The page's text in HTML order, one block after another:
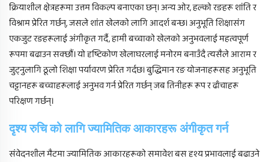
क्रियाशील क्षेत्रहरूमा उत्तम विकल्प बनाएका छन्। अन्य ओर, हल्को रङहरू शांति र
विश्राम प्रेरित गर्छन्, जसले शांत खेलको लागि आदर्श बन्छ। अनुभूति शिक्षासंग
एकजुट रङहरूलाई अंगीकृत गर्दै, हामी बच्चाको खेलको अनुभवलाई महत्वपूर्ण
रूपमा बढाउन सक्छौं। यो दृष्टिकोण खेलाघरलाई मनोरम बनाउँदै त्यसैले आराम र
जुट्नुलागि ठूलो शिक्षा पर्यावरण प्रेरित गर्दछ। बुद्धिमान रङ योजनाहरूसह अनुभूति
चट्टानहरू बच्चाहरूलाई अनुभव गर्न प्रेरित गर्छन् जब तिनीहरू रूप र ढाँचाहरू
परिक्षण गर्छन्।
दृश्य रुचि को लागि ज्यामितिक आकारहरू अंगीकृत गर्न
संवेदनशील मैटमा ज्यामितिक आकारहरूको समावेश बस दृश्य प्रभावलाई बढाउने